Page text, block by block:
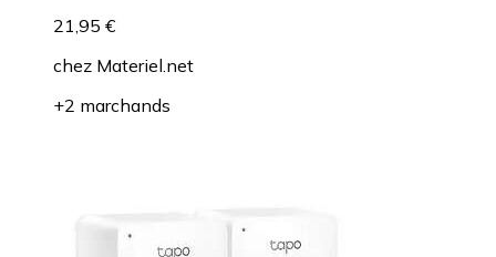
21,95 €
chez Materiel.net
+2 marchands